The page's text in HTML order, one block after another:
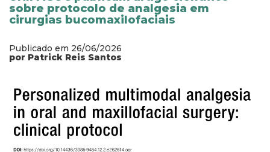
sobre protocolo de analgesia em
cirurgias bucomaxilofaciais
Publicado em 26/06/2026
por Patrick Reis Santos